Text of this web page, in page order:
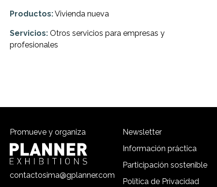
Productos:Vivienda nueva
Servicios: Otros servicios para empresas y
profesionales
Promueve y organiza
contactosima@gplanner.com
Newsletter
Información práctica
Participación sostenible
Política de Privacidad